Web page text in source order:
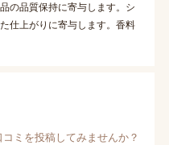
の品質保持に寄与します。シ
仕上がりに寄与します。香料
ミを投稿してみませんか？